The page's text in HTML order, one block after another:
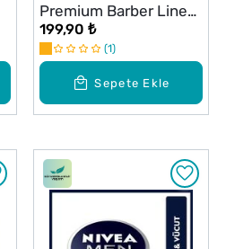
Sepete Ekle
Premium Barber Line
Sakal Yağı 20 ml
199,90 ₺
1